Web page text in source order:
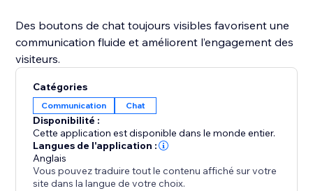
Des boutons de chat toujours visibles favorisent une
communication fluide et améliorent l’engagement des
visiteurs.
Catégories
Communication Chat
Disponibilité :
Cette application est disponible dans le monde entier.
Langues de l'application :
Anglais
Vous pouvez traduire tout le contenu affiché sur votre
site dans la langue de votre choix.